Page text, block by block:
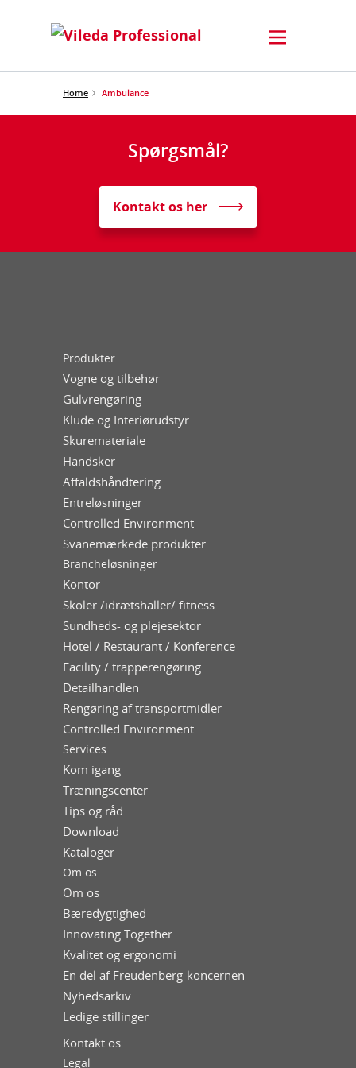
Home Ambulance
Spørgsmål?
Kontakt os her
Produkter
Vogne og tilbehør
Gulvrengøring
Klude og Interiørudstyr
Skuremateriale
Handsker
Affaldshåndtering
Entreløsninger
Controlled Environment
Svanemærkede produkter
Brancheløsninger
Kontor
Skoler /idrætshaller/ fitness
Sundheds- og plejesektor
Hotel / Restaurant / Konference
Facility / trapperengøring
Detailhandlen
Rengøring af transportmidler
Controlled Environment
Services
Kom igang
Træningscenter
Tips og råd
Download
Kataloger
Om os
Om os
Bæredygtighed
Innovating Together
Kvalitet og ergonomi
En del af Freudenberg-koncernen
Nyhedsarkiv
Ledige stillinger
Kontakt os
Legal